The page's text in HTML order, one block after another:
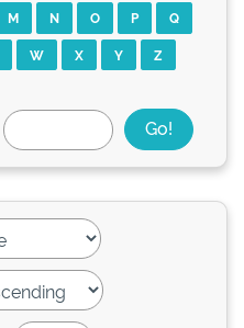
M N O P
Q
W X Y Z